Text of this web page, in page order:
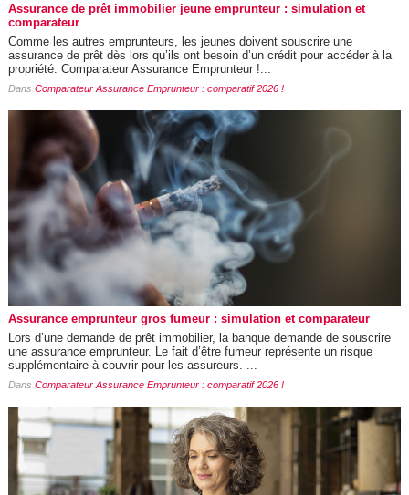
Assurance de prêt immobilier jeune emprunteur : simulation et
comparateur
Comme les autres emprunteurs, les jeunes doivent souscrire une
assurance de prêt dès lors qu’ils ont besoin d’un crédit pour accéder à la
propriété. Comparateur Assurance Emprunteur !...
Dans Comparateur Assurance Emprunteur : comparatif 2026 !
Assurance emprunteur gros fumeur : simulation et comparateur
Lors d’une demande de prêt immobilier, la banque demande de souscrire
une assurance emprunteur. Le fait d’être fumeur représente un risque
supplémentaire à couvrir pour les assureurs. ...
Dans Comparateur Assurance Emprunteur : comparatif 2026 !